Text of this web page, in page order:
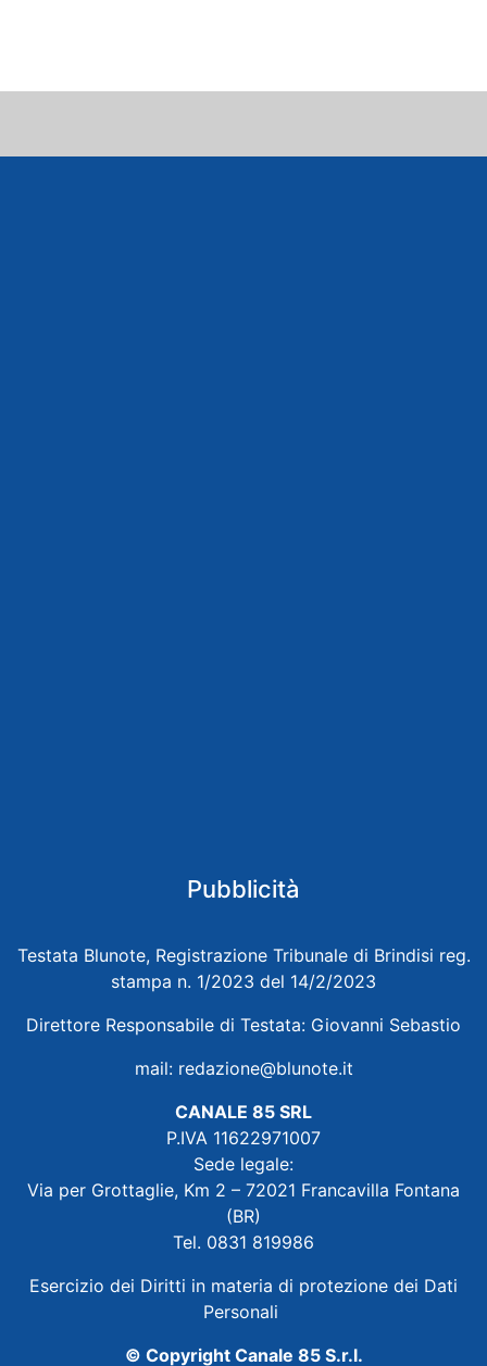
Pubblicità
Testata Blunote, Registrazione Tribunale di Brindisi reg.
stampa n. 1/2023 del 14/2/2023
Direttore Responsabile di Testata: Giovanni Sebastio
mail: redazione@blunote.it
CANALE 85 SRL
P.IVA 11622971007
Sede legale:
Via per Grottaglie, Km 2 – 72021 Francavilla Fontana
(BR)
Tel. 0831 819986
Esercizio dei Diritti in materia di protezione dei Dati
Personali
© Copyright Canale 85 S.r.l.